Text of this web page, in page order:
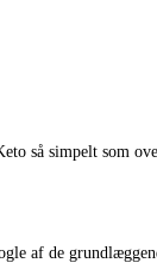
så simpelt som
af de